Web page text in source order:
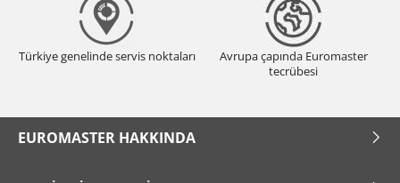
Türkiye genelinde servis noktaları
Avrupa çapında Euromaster
tecrübesi
EUROMASTER HAKKINDA